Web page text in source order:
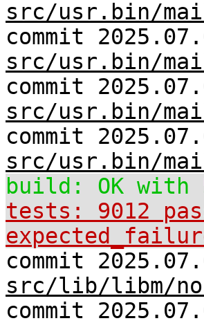
src/usr.bin/
commit
src/usr.bin/
commit
src/usr.bin/
commit
src/usr.bin/
build: OK with
tests: 9012
commit
src/lib/libm/
commit